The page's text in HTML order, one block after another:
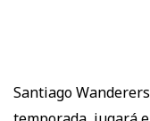
Santiago